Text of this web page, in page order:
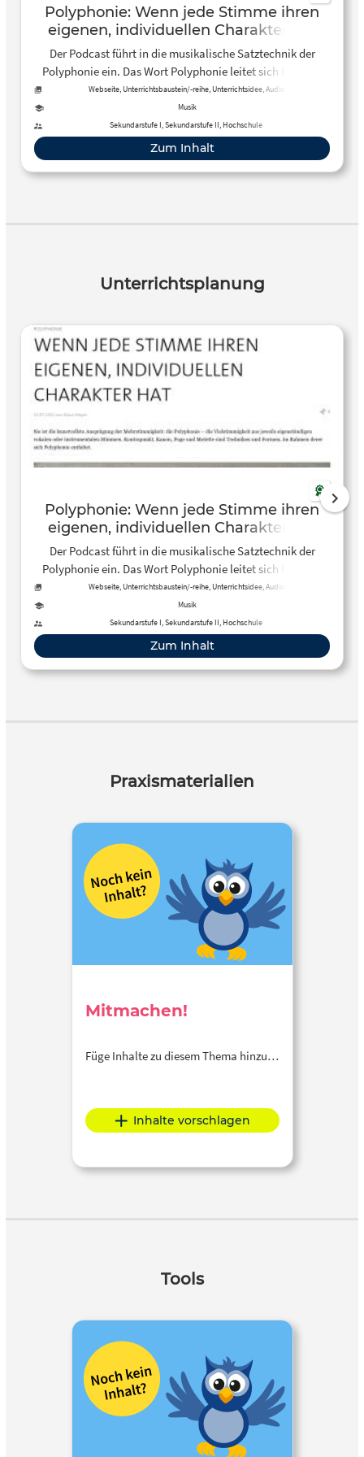
Polyphonie: Wenn jede Stimme ihren
eigenen, individuellen Charakter hat
Der Podcast führt in die musikalische Satztechnik der
Polyphonie ein. Das Wort Polyphonie leitet sich her vom
griechischen „polys“ (viel) und „phōnē“ (Ton, Laut oder
Stimme). Als musikalischer Fachbegriff erscheint es
erstmals um 1300.
Webseite, Unterrichtsbaustein/-reihe, Unterrichtsidee, Audio
Musik
Sekundarstufe I, Sekundarstufe II, Hochschule
Zum Inhalt
Unterrichtsplanung
Polyphonie: Wenn jede Stimme ihren
eigenen, individuellen Charakter hat
Der Podcast führt in die musikalische Satztechnik der
Polyphonie ein. Das Wort Polyphonie leitet sich her vom
griechischen „polys“ (viel) und „phōnē“ (Ton, Laut oder
Stimme). Als musikalischer Fachbegriff erscheint es
erstmals um 1300.
Webseite, Unterrichtsbaustein/-reihe, Unterrichtsidee, Audio
Musik
Sekundarstufe I, Sekundarstufe II, Hochschule
Zum Inhalt
Praxismaterialien
Mitmachen!
Füge Inhalte zu diesem Thema hinzu…
Inhalte vorschlagen
Tools